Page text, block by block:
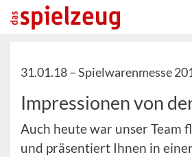
31.01.18 –Spielwarenmesse
Impressionen von
Auch heute war unser Team
und präsentiert Ihnen in